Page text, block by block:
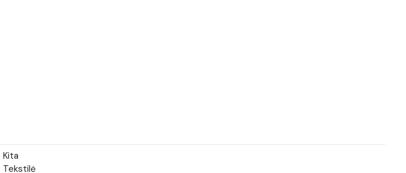
Kita
Tekstilė